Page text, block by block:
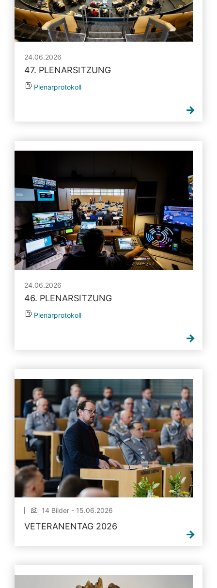
24.06.2026
47. PLENARSITZUNG
Plenarprotokoll
24.06.2026
46. PLENARSITZUNG
Plenarprotokoll
14 Bilder - 15.06.2026
VETERANENTAG 2026